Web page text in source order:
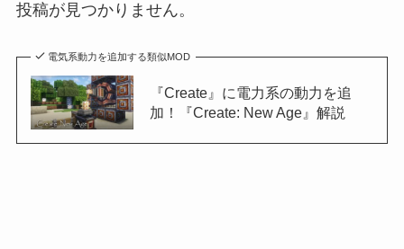
投稿が見つかりません。
電気系動力を追加する類似MOD
『Create』に電力系の動力を追
加！『Create: New Age』解説